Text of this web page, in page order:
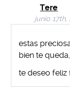
Tere
junio 17th,
estas
bien te
te deseo feliz